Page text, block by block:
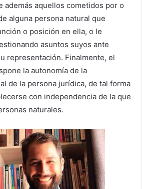
además aquellos cometidos por o
alguna persona natural que
o posición en ella, o le
asuntos suyos ante
representación. Finalmente, el
la autonomía de la
de la persona jurídica, de tal forma
con independencia de la que
naturales.